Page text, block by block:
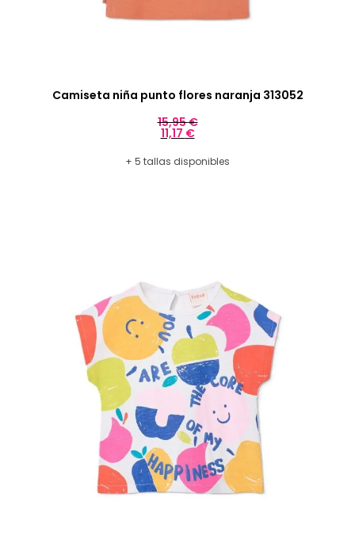
Camiseta niña punto flores naranja 313052
15,95€
11,17 €
+ 5 tallas disponibles